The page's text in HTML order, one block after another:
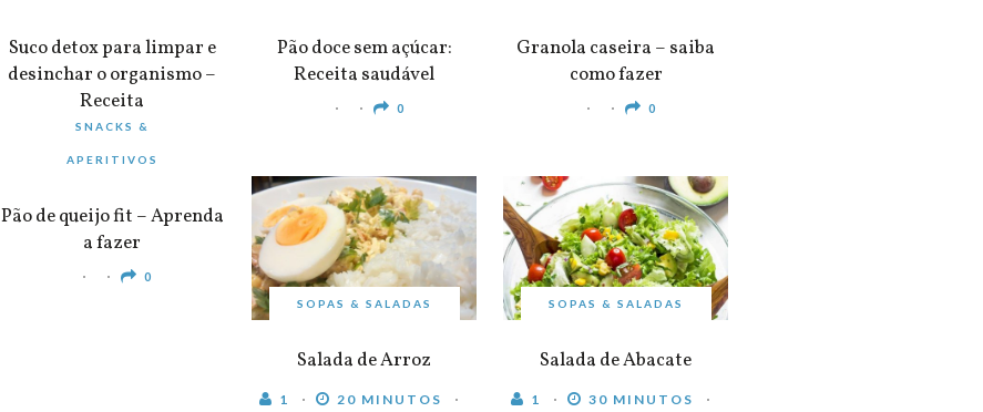
Suco detox para limpar e
desinchar o organismo –
Receita
0
Pão doce sem açúcar:
Receita saudável
0
Granola caseira – saiba
como fazer
0
SNACKS &
APERITIVOS
Pão de queijo fit – Aprenda
a fazer
0
SOPAS & SALADAS
Salada de Arroz
1 20 MINUTOS
SOPAS & SALADAS
Salada de Abacate
1 30 MINUTOS